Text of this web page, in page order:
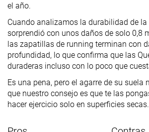
el año.
Cuando analizamos la durabilidad de la
sorprendió con unos daños de solo 0,8
las zapatillas de running terminan con
profundidad, lo que confirma que las
duraderas incluso con lo poco que
Es una pena, pero el agarre de su suela
que nuestro consejo es que te las
hacer ejercicio solo en superficies secas.